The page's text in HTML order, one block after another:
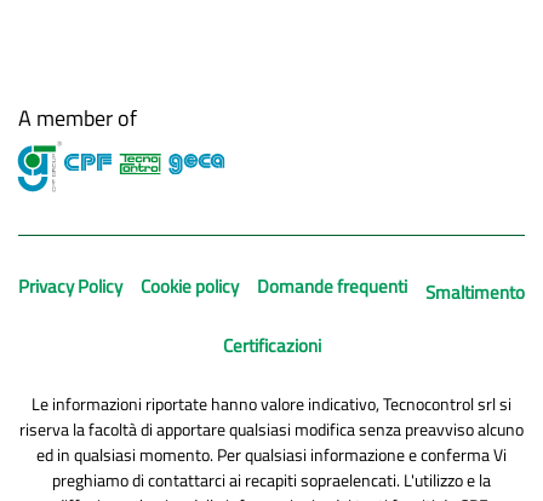
A member of
Privacy Policy Cookie policy Domande frequenti
Smaltimento
Certificazioni
Le informazioni riportate hanno valore indicativo, Tecnocontrol srl si
riserva la facoltà di apportare qualsiasi modifica senza preavviso alcuno
ed in qualsiasi momento. Per qualsiasi informazione e conferma Vi
preghiamo di contattarci ai recapiti sopraelencati. L'utilizzo e la